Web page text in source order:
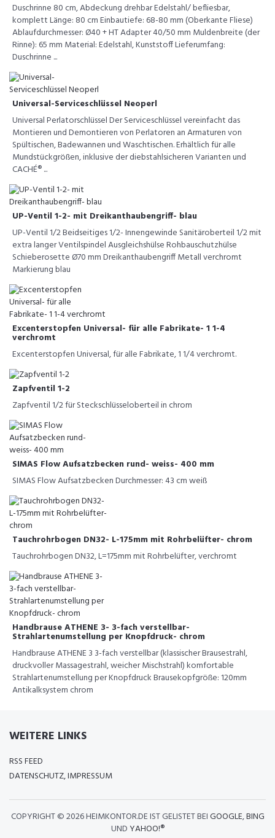
Duschrinne 80 cm, Abdeckung drehbar Edelstahl/ befliesbar,
komplett Länge: 80 cm Einbautiefe: 68-80 mm (Oberkante Fliese)
Ablaufdurchmesser: Ø40 + HT Adapter 40/50 mm Muldenbreite (der
Rinne): 65 mm Material: Edelstahl, Kunststoff Lieferumfang:
Duschrinne ...
Universal-Serviceschlüssel Neoperl
Universal Perlatorschlüssel Der Serviceschlüssel vereinfacht das
Montieren und Demontieren von Perlatoren an Armaturen von
Spültischen, Badewannen und Waschtischen. Erhältlich für alle
Mundstückgrößen, inklusive der diebstahlsicheren Varianten und
CACHÉ® ...
UP-Ventil 1-2- mit Dreikanthaubengriff- blau
UP-Ventil 1/2 Beidseitiges 1/2- Innengewinde Sanitäroberteil 1/2 mit
extra langer Ventilspindel Ausgleichshülse Rohbauschutzhülse
Schieberosette Ø70 mm Dreikanthaubengriff Metall verchromt
Markierung blau
Excenterstopfen Universal- für alle Fabrikate- 1 1-4
verchromt
Excenterstopfen Universal, für alle Fabrikate, 1 1/4 verchromt.
Zapfventil 1-2
Zapfventil 1/2 für Steckschlüsseloberteil in chrom
SIMAS Flow Aufsatzbecken rund- weiss- 400 mm
SIMAS Flow Aufsatzbecken Durchmesser: 43 cm weiß
Tauchrohrbogen DN32- L-175mm mit Rohrbelüfter- chrom
Tauchrohrbogen DN32, L=175mm mit Rohrbelüfter, verchromt
Handbrause ATHENE 3- 3-fach verstellbar-
Strahlartenumstellung per Knopfdruck- chrom
Handbrause ATHENE 3 3-fach verstellbar (klassischer Brausestrahl,
druckvoller Massagestrahl, weicher Mischstrahl) komfortable
Strahlartenumstellung per Knopfdruck Brausekopfgröße: 120mm
Antikalksystem chrom
WEITERE LINKS
RSS FEED
DATENSCHUTZ, IMPRESSUM
COPYRIGHT ©2026 HEIMKONTOR.DE IST GELISTET BEIGOOGLE,BING
UND YAHOO!®